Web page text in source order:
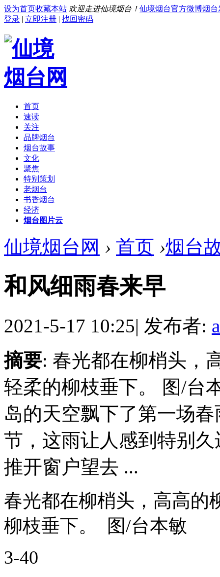
设为首页收藏本站 欢迎走进仙境烟台！ 仙境烟台官方微博烟台
登录 | 立即注册 | 找回密码
首页
速读
关注
品牌烟台
烟台故事
文化
聚焦
特别策划
老烟台
书香烟台
经济
烟台图片云
仙境烟台网 › 首页 ›烟台
和风细雨春来早
2021-5-17 10:25| 发布者:
摘要: 春光都在柳梢头，
轻柔的柳枝垂下。 图/台
岛的天空飘下了第一场
节，这雨让人感到特别
推开窗户望去 ...
春光都在柳梢头，高高的
柳枝垂下。 图/台本敏
3-40